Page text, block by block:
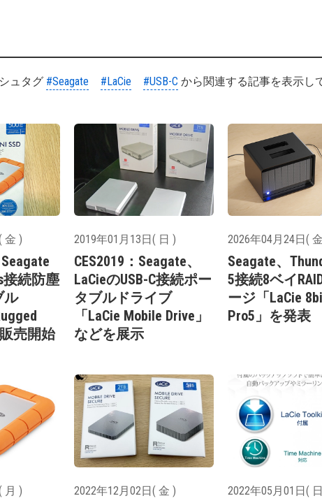
ュタグ #Seagate #LaCie #USB-C から関連する記事を表示し
金 )
接続防塵
ル
売開始
2019年01月13日( 日 )
CES2019：Seagate、
LaCieのUSB-C接続ポー
タブルドライブ
「LaCie Mobile Drive」
などを展示
2026年04月24日(
Seagate、
5接続8ベイ
ージ「LaCie
Pro5」を発表
月 ) 2022年12月02日( 金 ) 2022年05月01日(